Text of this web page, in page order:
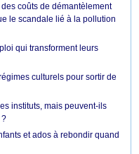
coûts de démantèlement
le scandale lié à la pollution
qui transforment leurs
culturels pour sortir de
instituts, mais peuvent-ils
?
et ados à rebondir quand